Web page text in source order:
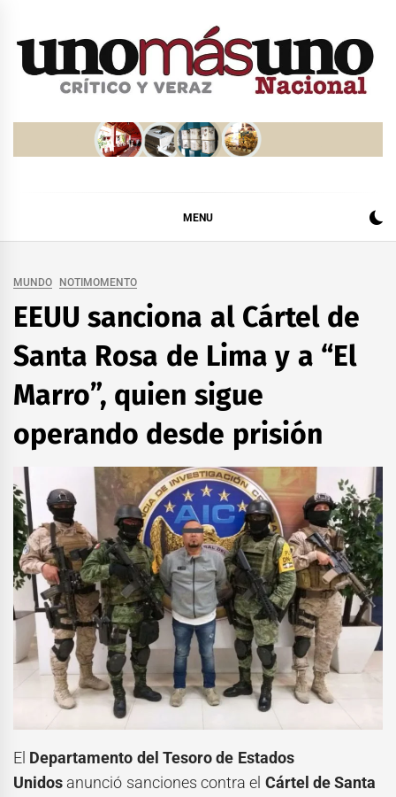
MENU
MUNDO NOTIMOMENTO
EEUU sanciona al Cártel de
Santa Rosa de Lima y a “El
Marro”, quien sigue
operando desde prisión
El Departamento del Tesoro de Estados
Unidos anunció sanciones contra el Cártel de Santa